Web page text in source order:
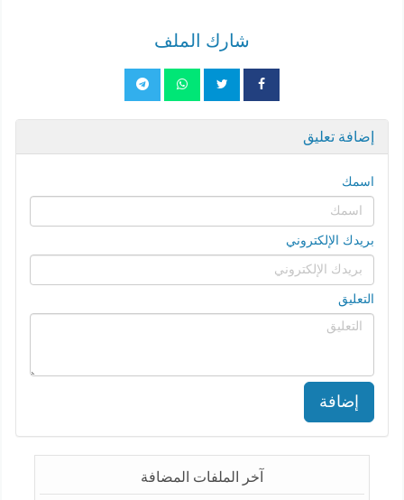
شارك الملف
إضافة تعليق
اسمك
بريدك الإلكتروني
التعليق
إضافة
آخر الملفات المضافة